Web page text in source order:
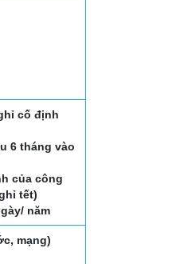
cố định
6 tháng vào
của công
tết)
năm
mạng)